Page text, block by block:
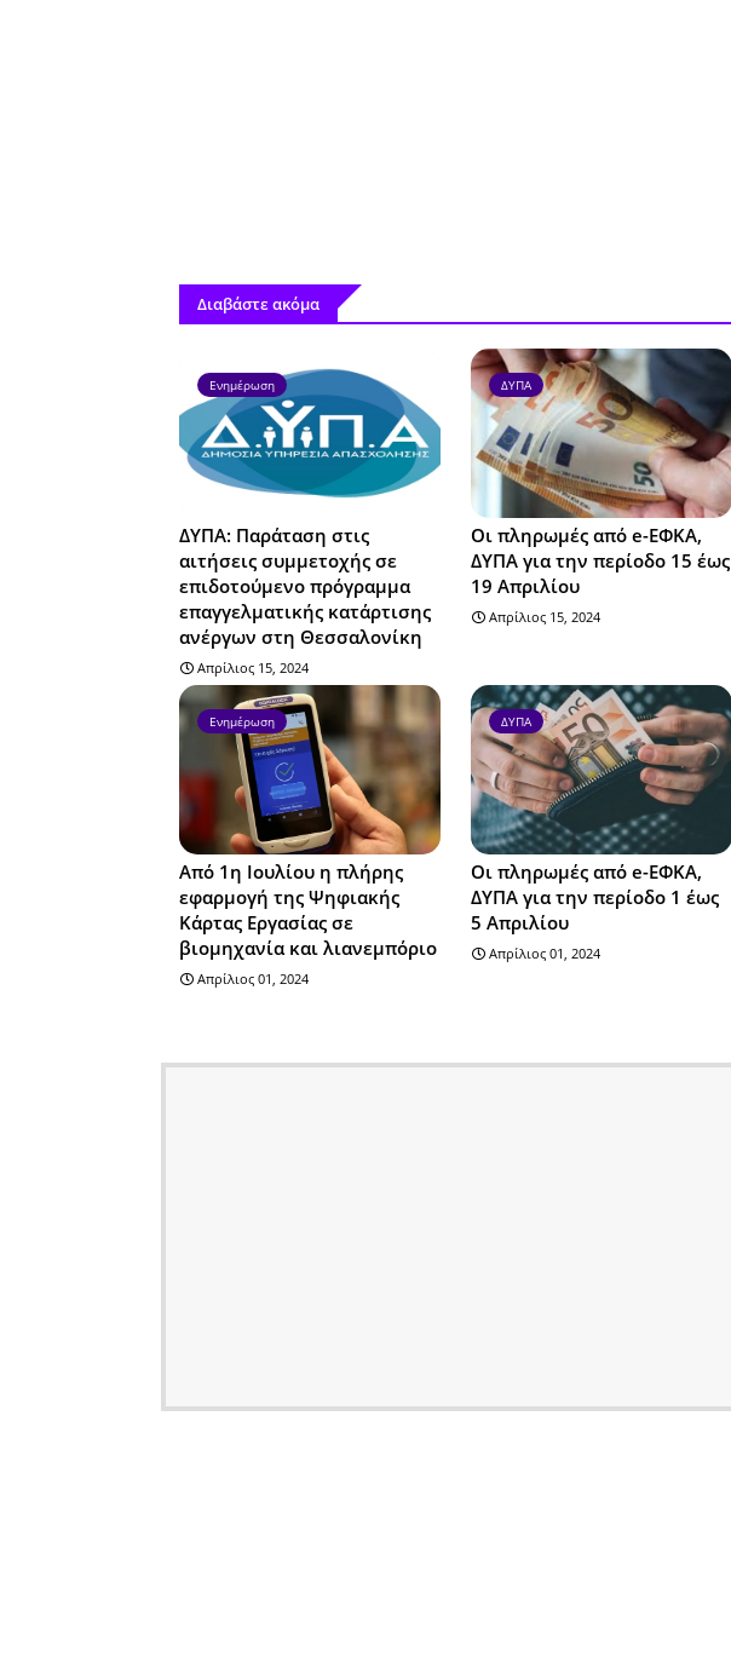
Διαβάστε ακόμα
Ενημέρωση
ΔΥΠΑ: Παράταση στις
αιτήσεις συμμετοχής σε
επιδοτούμενο πρόγραμμα
επαγγελματικής κατάρτισης
ανέργων στη Θεσσαλονίκη
Απρίλιος 15, 2024
ΔΥΠΑ
Οι πληρωμές από e-ΕΦΚΑ,
ΔΥΠΑ για την περίοδο 15 έως
19 Απριλίου
Απρίλιος 15, 2024
Ενημέρωση
Από 1η Ιουλίου η πλήρης
εφαρμογή της Ψηφιακής
Κάρτας Εργασίας σε
βιομηχανία και λιανεμπόριο
Απρίλιος 01, 2024
ΔΥΠΑ
Οι πληρωμές από e-ΕΦΚΑ,
ΔΥΠΑ για την περίοδο 1 έως
5 Απριλίου
Απρίλιος 01, 2024